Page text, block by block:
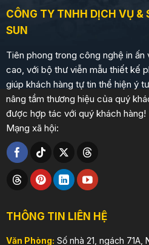
CÔNG TY TNHH DỊCH VỤ &
SUN
Tiên phong trong công nghệ in
cao, với bộ thư viễn mẫu thiết kế
giúp khách hàng tự tin thể hiện ý
nâng tầm thương hiệu của quý
được hợp tác với quý khách hàng!
Mạng xã hội:
THÔNG TIN LIÊN HỆ
Văn Phòng: Số nhà 21, ngách 71A,